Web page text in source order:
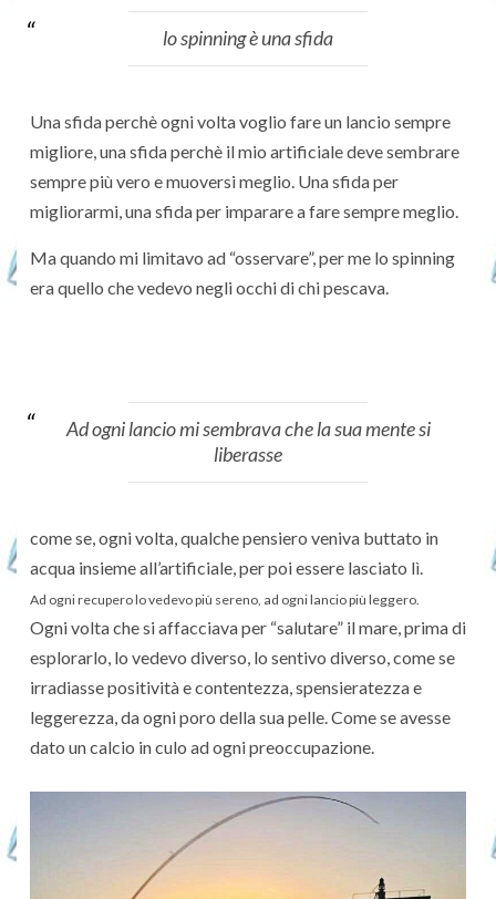
lo spinning è una sfida
Una sfida perchè ogni volta voglio fare un lancio sempre
migliore, una sfida perchè il mio artificiale deve sembrare
sempre più vero e muoversi meglio. Una sfida per
migliorarmi, una sfida per imparare a fare sempre meglio.
Ma quando mi limitavo ad “osservare”, per me lo spinning
era quello che vedevo negli occhi di chi pescava.
Ad ogni lancio mi sembrava che la sua mente si
liberasse
come se, ogni volta, qualche pensiero veniva buttato in
acqua insieme all’artificiale, per poi essere lasciato lì.
Ad ogni recupero lo vedevo più sereno, ad ogni lancio più leggero.
Ogni volta che si affacciava per “salutare” il mare, prima di
esplorarlo, lo vedevo diverso, lo sentivo diverso, come se
irradiasse positività e contentezza, spensieratezza e
leggerezza, da ogni poro della sua pelle. Come se avesse
dato un calcio in culo ad ogni preoccupazione.